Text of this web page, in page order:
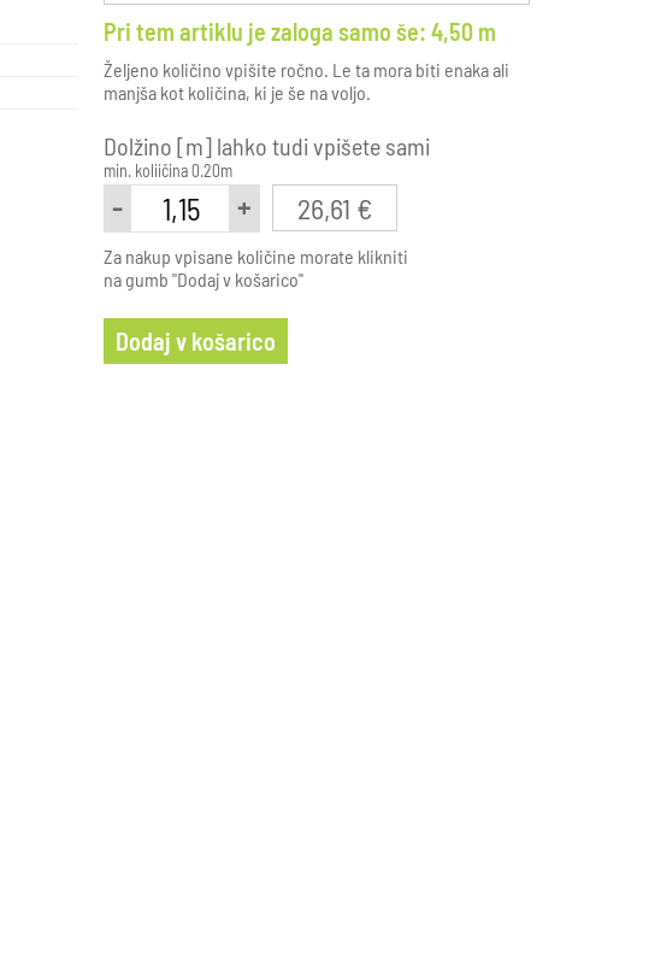
Pri tem artiklu je zaloga samo še: 4,50 m
Željeno količino vpišite ročno. Le ta mora biti enaka ali
manjša kot količina, ki je še na voljo.
Dolžino [m] lahko tudi vpišete sami
min. koliičina 0.20m
- + 26,61 €
Za nakup vpisane količine morate klikniti
na gumb "Dodaj v košarico"
Dodaj v košarico